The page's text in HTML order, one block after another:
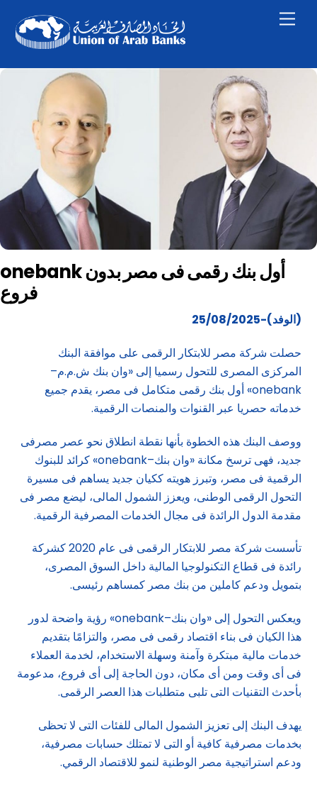
content
onebank أول ﺑﻨﻚ رﻗﻤﻰ ﻓﻰ ﻣﺼﺮ ﺑﺪون
ﻓﺮوع
(الوفد)-25/08/2025
حصلت شركة مصر للابتكار الرقمى على موافقة البنك
المركزى المصرى للتحول رسميا إلى «وان بنك ش.م.م–
onebank» أول بنك رقمى متكامل فى مصر، يقدم جميع
خدماته حصريا عبر القنوات والمنصات الرقمية.
ووصف البنك هذه الخطوة بأنها نقطة انطلاق نحو عصر مصرفى
جديد، فهى ترسخ مكانة «وان بنك–onebank» كرائد للبنوك
الرقمية فى مصر، وتبرز هويته ككيان جديد يساهم فى مسيرة
التحول الرقمى الوطنى، ويعزز الشمول المالى، ليضع مصر فى
مقدمة الدول الرائدة فى مجال الخدمات المصرفية الرقمية.
تأسست شركة مصر للابتكار الرقمى فى عام 2020 كشركة
رائدة فى قطاع التكنولوجيا المالية داخل السوق المصرى،
بتمويل ودعم كاملين من بنك مصر كمساهم رئيسى.
ويعكس التحول إلى «وان بنك–onebank» رؤية واضحة لدور
هذا الكيان فى بناء اقتصاد رقمى فى مصر، والتزامًا بتقديم
خدمات مالية مبتكرة وآمنة وسهلة الاستخدام، لخدمة العملاء
فى أى وقت ومن أى مكان، دون الحاجة إلى أى فروع، مدعومة
بأحدث التقنيات التى تلبى متطلبات هذا العصر الرقمى.
يهدف البنك إلى تعزيز الشمول المالى للفئات التى لا تحظى
بخدمات مصرفية كافية أو التى لا تمتلك حسابات مصرفية،
ودعم استراتيجية مصر الوطنية لنمو للاقتصاد الرقمي.